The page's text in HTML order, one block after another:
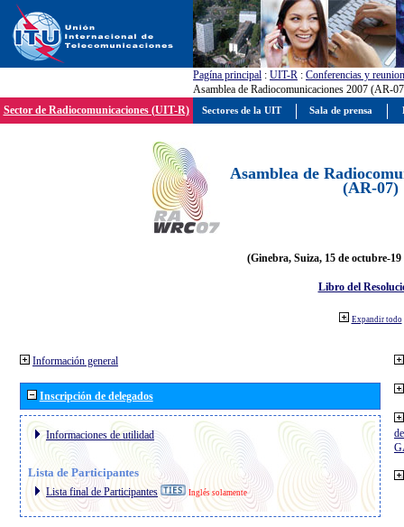
Pagína principal : UIT-R : Conferencias y
Asamblea de Radiocomunicaciones 2007 (AR-
Sector de Radiocomunicaciones (UIT-R)
Asamblea de
(AR-07)
(Ginebra, Suiza, 15 de octubre-19
Libro del
Expandir todo
Información general
Inscripción de delegados
Informaciones de utilidad
Lista de Participantes
Lista final de Participantes Inglés solamente
Sectores de la UIT Sala de prensa